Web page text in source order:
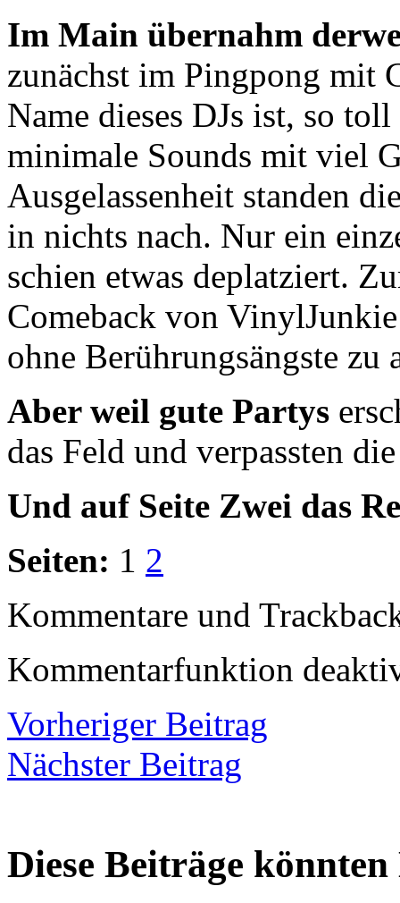
Im Main übernahm
zunächst im Pingpong mit
Name dieses DJs ist, so
minimale Sounds mit viel
Ausgelassenheit standen
in nichts nach. Nur ein
schien etwas deplatziert.
Comeback von
ohne Berührungsängste zu
Aber weil gute Partys
das Feld und verpassten
Und auf Seite Zwei das
Seiten: 1 2
Kommentare und
Kommentarfunktion
Vorheriger Beitrag
Nächster Beitrag
Diese Beiträge